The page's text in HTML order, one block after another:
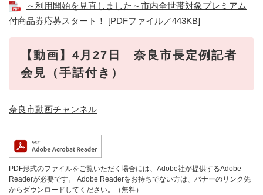
～利用開始を見直しました～市内全世帯対象プレミアム
付商品券応募スタート！ [PDFファイル／443KB]
【動画】4月27日 奈良市長定例記者
会見（手話付き）
奈良市動画チャンネル
PDF形式のファイルをご覧いただく場合には、Adobe社が提供するAdobe
Readerが必要です。
Adobe Readerをお持ちでない方は、バナーのリンク先
からダウンロードしてください。（無料）